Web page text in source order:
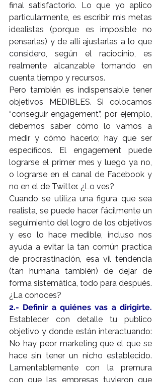
final satisfactorio. Lo que yo aplico
particularmente, es escribir mis metas
idealistas (porque es imposible no
pensarlas) y de allí ajustarlas a lo que
considero, según el raciocinio, es
realmente alcanzable tomando en
cuenta tiempo y recursos.
Pero también es indispensable tener
objetivos MEDIBLES. Si colocamos
“conseguir engagement”, por ejemplo,
debemos saber cómo lo vamos a
medir y cómo hacerlo; hay que ser
específicos. El engagement puede
lograrse el primer mes y luego ya no,
o lograrse en el canal de Facebook y
no en el de Twitter. ¿Lo ves?
Cuando se utiliza una figura que sea
realista, se puede hacer fácilmente un
seguimiento del logro de los objetivos
y eso lo hace medible, incluso nos
ayuda a evitar la tan común practica
de procrastinación, esa vil tendencia
(tan humana también) de dejar de
forma sistemática, todo para después.
¿La conoces?
2.- Definir a quiénes vas a dirigirte.
Establecer con detalle tu publico
objetivo y donde están interactuando:
No hay peor marketing que el que se
hace sin tener un nicho establecido.
Lamentablemente con la premura
con que las empresas tuvieron que